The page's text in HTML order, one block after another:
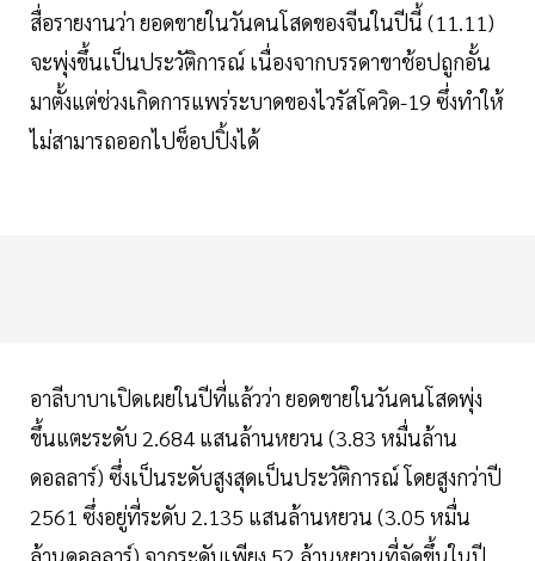
สื่อรายงานว่า ยอดขายในวันคนโสดของจีนในปีนี้ (11.11)
จะพุ่งขึ้นเป็นประวัติการณ์ เนื่องจากบรรดาขาช้อปถูกอั้น
มาตั้งแต่ช่วงเกิดการแพร่ระบาดของไวรัสโควิด-19 ซึ่งทำให้
ไม่สามารถออกไปช็อปปิ้งได้
อาลีบาบาเปิดเผยในปีที่แล้วว่า ยอดขายในวันคนโสดพุ่ง
ขึ้นแตะระดับ 2.684 แสนล้านหยวน (3.83 หมื่นล้าน
ดอลลาร์) ซึ่งเป็นระดับสูงสุดเป็นประวัติการณ์ โดยสูงกว่าปี
2561 ซึ่งอยู่ที่ระดับ 2.135 แสนล้านหยวน (3.05 หมื่น